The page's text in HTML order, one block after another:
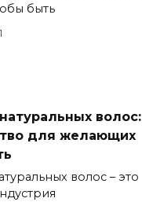
быть
волос:
для желающих
волос – это